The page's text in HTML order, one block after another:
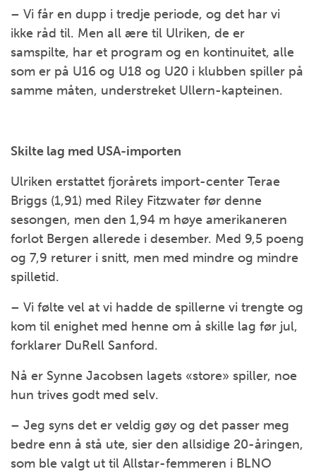
– Vi får en dupp i tredje periode, og det har vi
ikke råd til. Men all ære til Ulriken, de er
samspilte, har et program og en kontinuitet, alle
som er på U16 og U18 og U20 i klubben spiller på
samme måten, understreket Ullern-kapteinen.
Skilte lag med USA-importen
Ulriken erstattet fjorårets import-center Terae
Briggs (1,91) med Riley Fitzwater før denne
sesongen, men den 1,94 m høye amerikaneren
forlot Bergen allerede i desember. Med 9,5 poeng
og 7,9 returer i snitt, men med mindre og mindre
spilletid.
– Vi følte vel at vi hadde de spillerne vi trengte og
kom til enighet med henne om å skille lag før jul,
forklarer DuRell Sanford.
Nå er Synne Jacobsen lagets «store» spiller, noe
hun trives godt med selv.
– Jeg syns det er veldig gøy og det passer meg
bedre enn å stå ute, sier den allsidige 20-åringen,
som ble valgt ut til Allstar-femmeren i BLNO